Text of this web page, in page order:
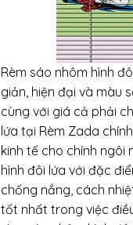
Rèm sáo nhôm hình
giản, hiện đại và màu
cùng với giá cả phải
lứa tại Rèm Zada
kinh tế cho chính ngôi
hình đôi lứa với đặc
chống nắng, cách
tốt nhất trong việc